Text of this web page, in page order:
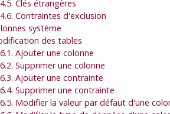
Clés étrangères
Contraintes d'exclusion
système
des tables
Ajouter une colonne
Supprimer une colonne
Ajouter une contrainte
Supprimer une contrainte
Modifier la valeur par défaut d'une